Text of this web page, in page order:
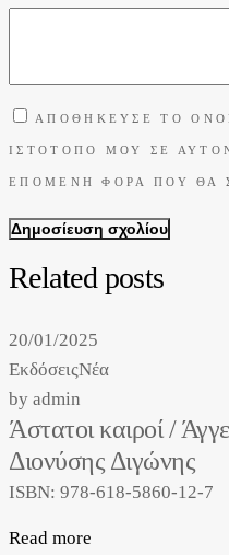
ΑΠΟΘΉΚΕΥΣΕ ΤΟ
ΙΣΤΌΤΟΠΟ ΜΟΥ ΣΕ
ΕΠΌΜΕΝΗ ΦΟΡΆ ΠΟΥ ΘΑ
Δημοσίευση σχολίου
Related posts
20/01/2025
ΕκδόσειςΝέα
by admin
Άστατοι καιροί /
Διονύσης Διγώνης
ISBN: 978-618-5860-12-7
Read more